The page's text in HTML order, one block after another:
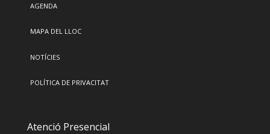
AGENDA
MAPA DEL LLOC
NOTÍCIES
POLÍTICA DE PRIVACITAT
Atenció Presencial